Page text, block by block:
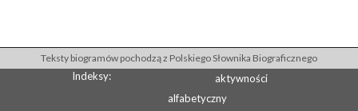
Teksty biogramów pochodzą z Polskiego Słownika Biograficznego
Indeksy:
aktywności
alfabetyczny